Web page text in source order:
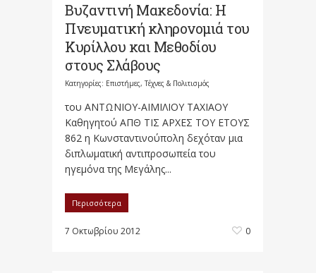
Βυζαντινή Μακεδονία: Η
Πνευματική κληρονομιά του
Κυρίλλου και Μεθοδίου
στους Σλάβους
Κατηγορίες: Επιστήμες, Τέχνες & Πολιτισμός
του ΑΝΤΩΝΙΟΥ-ΑΙΜΙΛΙΟΥ ΤΑΧΙΑΟΥ
Καθηγητού ΑΠΘ ΤΙΣ ΑΡΧΕΣ ΤΟΥ ΕΤΟΥΣ
862 η Κωνσταντινούπολη δεχόταν μια
διπλωματική αντιπροσωπεία του
ηγεμόνα της Μεγάλης...
Περισσότερα
7 Οκτωβρίου 2012 0